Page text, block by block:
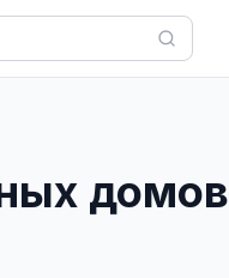
домов